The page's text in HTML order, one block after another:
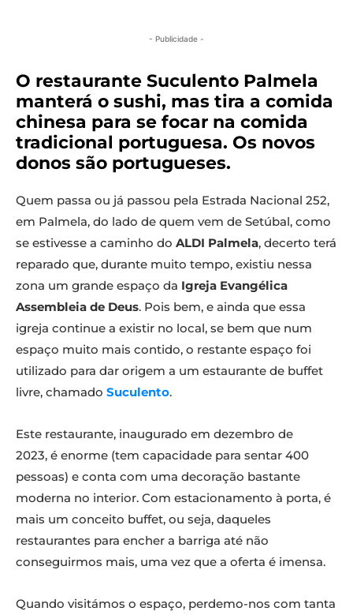
- Publicidade -
O restaurante Suculento Palmela
manterá o sushi, mas tira a comida
chinesa para se focar na comida
tradicional portuguesa. Os novos
donos são portugueses.
Quem passa ou já passou pela Estrada Nacional 252,
em Palmela, do lado de quem vem de Setúbal, como
se estivesse a caminho do ALDI Palmela, decerto terá
reparado que, durante muito tempo, existiu nessa
zona um grande espaço da Igreja Evangélica
Assembleia de Deus. Pois bem, e ainda que essa
igreja continue a existir no local, se bem que num
espaço muito mais contido, o restante espaço foi
utilizado para dar origem a um estaurante de buffet
livre, chamado Suculento.
Este restaurante, inaugurado em dezembro de
2023, é enorme (tem capacidade para sentar 400
pessoas) e conta com uma decoração bastante
moderna no interior. Com estacionamento à porta, é
mais um conceito buffet, ou seja, daqueles
restaurantes para encher a barriga até não
conseguirmos mais, uma vez que a oferta é imensa.
Quando visitámos o espaço, perdemo-nos com tanta